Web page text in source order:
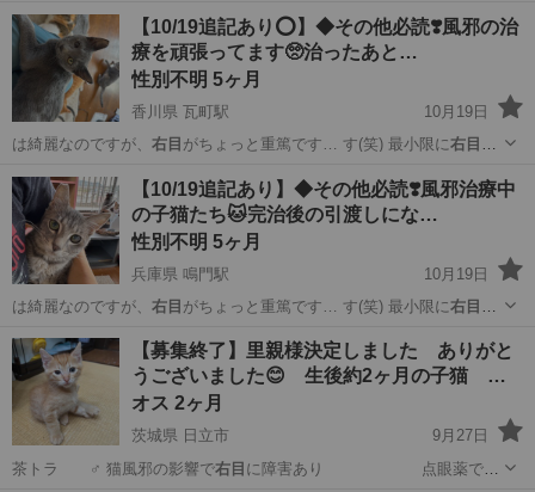
岡山 岡山市 去勢手術
【10/19追記あり⭕️】◆その他必読❣️風邪の治
療を頑張ってます🥺治ったあと…
性別不明 5ヶ月
香川県 瓦町駅
10月19日
は綺麗なのですが、 右目 がちょっと重篤です… す(笑) 最小限に右目 の
香川 高松市 瓦町駅 猫 去勢手術
【10/19追記あり】◆その他必読❣️風邪治療中
の子猫たち🐱完治後の引渡しにな…
性別不明 5ヶ月
兵庫県 鳴門駅
10月19日
は綺麗なのですが、 右目 がちょっと重篤です… す(笑) 最小限に右目 の
兵庫 南あわじ市 鳴門駅 猫 去勢手術
【募集終了】里親様決定しました ありがと
うございました😊 生後約2ヶ月の子猫 …
オス 2ヶ月
茨城県 日立市
9月27日
茶トラ ♂ 猫風邪の影響で右目 に障害あり 点眼薬で生